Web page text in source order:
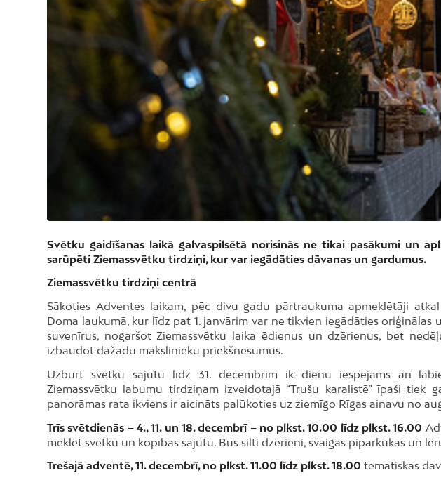
Svētku gaidīšanas laikā galvaspilsētā norisinās ne tikai pasākumi un
sarūpēti Ziemassvētku tirdziņi, kur var iegādāties dāvanas un gardumus.
Ziemassvētku tirdziņi centrā
Sākoties Adventes laikam, pēc divu gadu pārtraukuma apmeklētāji
Doma laukumā, kur līdz pat 1. janvārim var ne tikvien iegādāties oriģinālas
suvenīrus, nogaršot Ziemassvētku laika ēdienus un dzērienus, bet
izbaudot dažādu mākslinieku priekšnesumus.
Uzburt svētku sajūtu līdz 31. decembrim ik dienu iespējams arī
Ziemassvētku labumu tirdziņam izveidotajā “Trušu karalistē” īpaši tiek
panorāmas rata ikviens ir aicināts palūkoties uz ziemīgo Rīgas ainavu no
Trīs svētdienās – 4., 11. un 18. decembrī – no plkst. 10.00 līdz plkst. 16.00
meklēt svētku un kopības sajūtu. Būs silti dzērieni, svaigas piparkūkas un
Trešajā adventē, 11. decembrī, no plkst. 11.00 līdz plkst. 18.00 tematiskas